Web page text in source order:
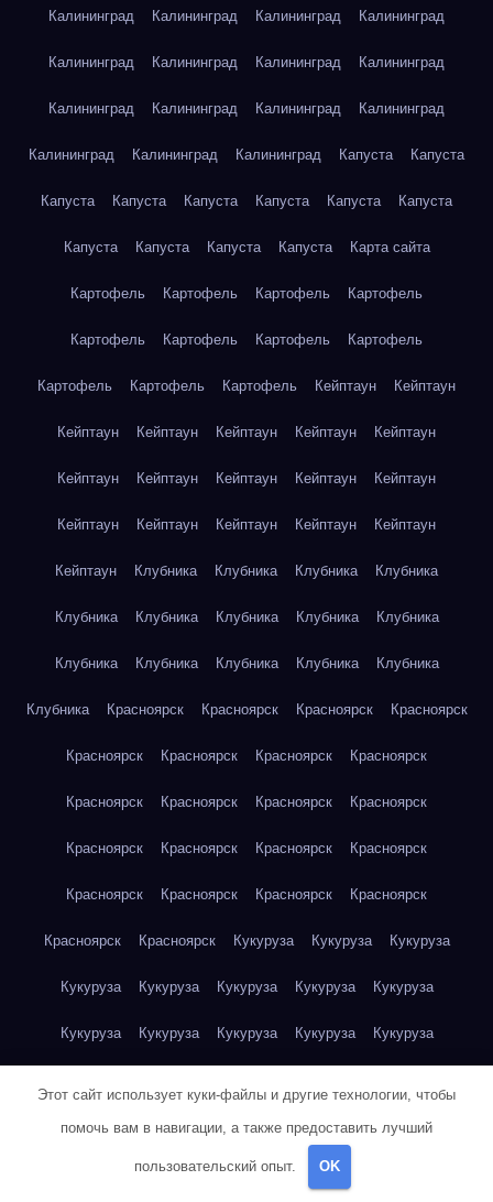
Калининград Калининград Калининград Калининград
Калининград Калининград Калининград Калининград
Калининград Калининград Калининград Калининград
Калининград Калининград Калининград Капуста Капуста
Капуста Капуста Капуста Капуста Капуста Капуста
Капуста Капуста Капуста Капуста Карта сайта
Картофель Картофель Картофель Картофель
Картофель Картофель Картофель Картофель
Картофель Картофель Картофель Кейптаун Кейптаун
Кейптаун Кейптаун Кейптаун Кейптаун Кейптаун
Кейптаун Кейптаун Кейптаун Кейптаун Кейптаун
Кейптаун Кейптаун Кейптаун Кейптаун Кейптаун
Кейптаун Клубника Клубника Клубника Клубника
Клубника Клубника Клубника Клубника Клубника
Клубника Клубника Клубника Клубника Клубника
Клубника Красноярск Красноярск Красноярск Красноярск
Красноярск Красноярск Красноярск Красноярск
Красноярск Красноярск Красноярск Красноярск
Красноярск Красноярск Красноярск Красноярск
Красноярск Красноярск Красноярск Красноярск
Красноярск Красноярск Кукуруза Кукуруза Кукуруза
Кукуруза Кукуруза Кукуруза Кукуруза Кукуруза
Кукуруза Кукуруза Кукуруза Кукуруза Кукуруза
Куриная грудка Куриная грудка Куриная грудка
Куриная грудка Куриная грудка Куриная грудка
Этот сайт использует куки-файлы и другие технологии, чтобы
помочь вам в навигации, а также предоставить лучший
пользовательский опыт. OK